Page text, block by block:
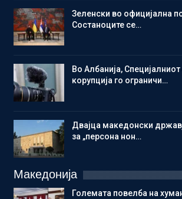
Зеленски во официјална
Состаноците се…
Во Албанија,
корупција го ограничи…
Двајца македонски
за „персона нон…
Македонија
Големата повелба на